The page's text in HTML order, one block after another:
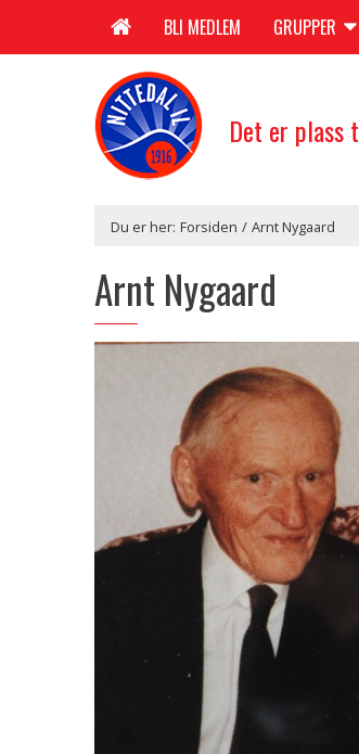
BLI MEDLEM GRUPPER
Det er plass
Du er her: Forsiden / Arnt Nygaard
Arnt Nygaard